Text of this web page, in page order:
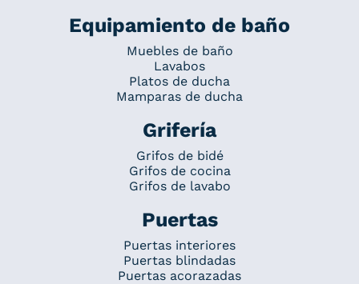
Equipamiento de baño
Muebles de baño
Lavabos
Platos de ducha
Mamparas de ducha
Grifería
Grifos de bidé
Grifos de cocina
Grifos de lavabo
Puertas
Puertas interiores
Puertas blindadas
Puertas acorazadas